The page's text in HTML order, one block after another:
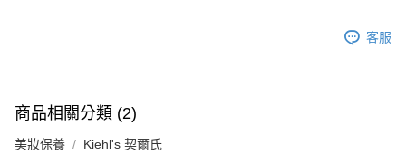
客服
商品相關分類 (2)
美妝保養 Kiehl's 契爾氏